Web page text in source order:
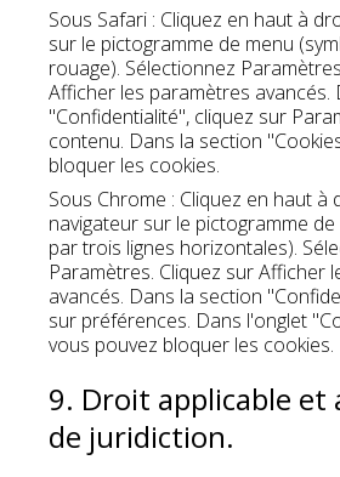
Sous Safari : Cliquez en haut à
sur le pictogramme de menu
rouage). Sélectionnez
Afficher les paramètres avancés.
"Confidentialité", cliquez sur
contenu. Dans la section
bloquer les cookies.
Sous Chrome : Cliquez en haut à
navigateur sur le pictogramme
par trois lignes horizontales).
Paramètres. Cliquez sur Afficher
avancés. Dans la section
sur préférences. Dans l'onglet
vous pouvez bloquer les cookies.
9. Droit applicable
de juridiction.